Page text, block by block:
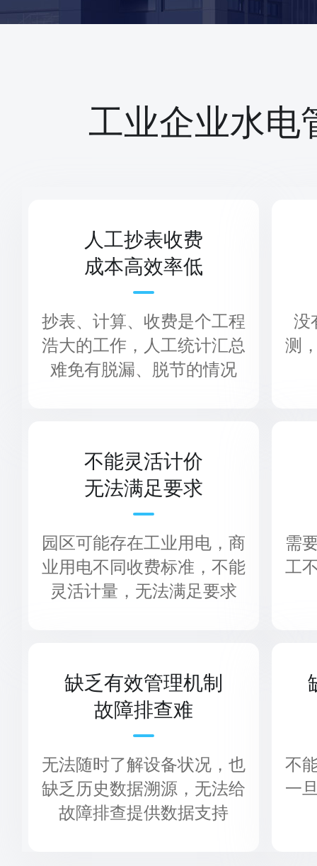
工业企业水电
人工抄表收费
成本高效率低
抄表、计算、收费是个工程
浩大的工作，人工统计汇总
难免有脱漏、脱节的情况
没
测
不能灵活计价
无法满足要求
园区可能存在工业用电，商
业用电不同收费标准，不能
灵活计量，无法满足要求
需
工
缺乏有效管理机制
故障排查难
无法随时了解设备状况，也
缺乏历史数据溯源，无法给
故障排查提供数据支持
不
一